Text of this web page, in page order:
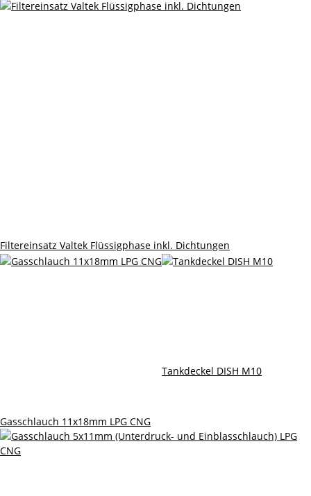
Filtereinsatz Valtek Flüssigphase inkl. Dichtungen
Gasschlauch 11x18mm LPG CNG
Tankdeckel DISH M10